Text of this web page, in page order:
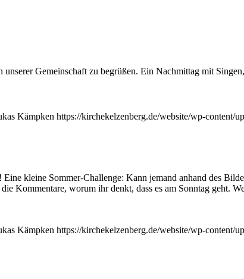
Gemeinschaft zu begrüßen. Ein Nachmittag mit
Kämpken https://kirchekelzenberg.de/website/wp-content/
kleine Sommer-Challenge: Kann jemand anhand des
Kommentare, worum ihr denkt, dass es am Sonntag geht.
Kämpken https://kirchekelzenberg.de/website/wp-content/